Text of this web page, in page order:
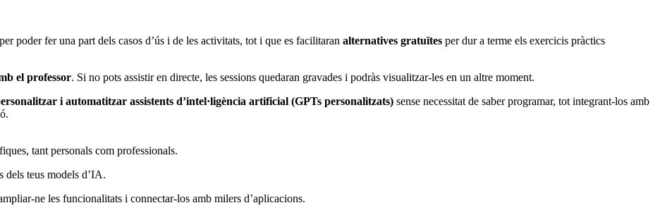
per poder fer una part dels casos d’ús i de les activitats, tot i que es facilitaran alternatives gratuïtes per dur a terme els exercicis pràctics
el professor. Si no pots assistir en directe, les sessions quedaran gravades i podràs visualitzar-les en un altre moment.
i automatitzar assistents d’intel·ligència artificial (GPTs personalitzats) sense necessitat de saber programar, tot integrant-los amb
tant personals com professionals.
dels teus models d’IA.
ne les funcionalitats i connectar-los amb milers d’aplicacions.